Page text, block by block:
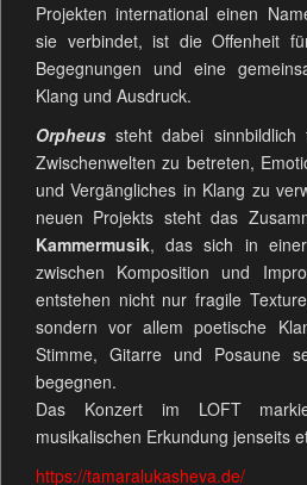
Projekten international einen
sie verbindet, ist die Offenheit
Begegnungen und eine
Klang und Ausdruck.
Orpheus steht dabei
Zwischenwelten zu betreten,
und Vergängliches in Klang zu
neuen Projekts steht das
Kammermusik, das sich in einer
zwischen Komposition und
entstehen nicht nur fragile
sondern vor allem poetische
Stimme, Gitarre und Posaune
begegnen.
Das Konzert im LOFT
musikalischen Erkundung jenseits
https://tamaralukasheva.de/